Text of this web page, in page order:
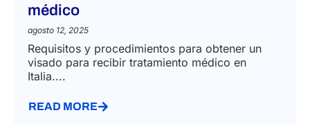
médico
agosto 12, 2025
Requisitos y procedimientos para obtener un
visado para recibir tratamiento médico en
Italia....
READ MORE